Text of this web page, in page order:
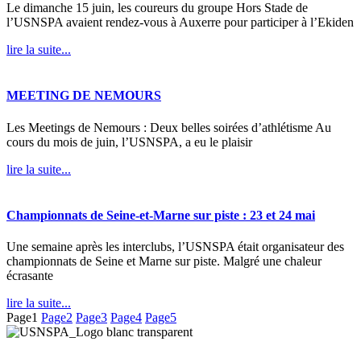
Le dimanche 15 juin, les coureurs du groupe Hors Stade de
l’USNSPA avaient rendez-vous à Auxerre pour participer à l’Ekiden
lire la suite...
MEETING DE NEMOURS
Les Meetings de Nemours : Deux belles soirées d’athlétisme Au
cours du mois de juin, l’USNSPA, a eu le plaisir
lire la suite...
Championnats de Seine-et-Marne sur piste : 23 et 24 mai
Une semaine après les interclubs, l’USNSPA était organisateur des
championnats de Seine et Marne sur piste. Malgré une chaleur
écrasante
lire la suite...
Page1 Page2 Page3 Page4 Page5